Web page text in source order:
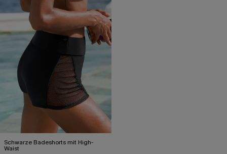
Schwarze Badeshorts mit High-
Waist